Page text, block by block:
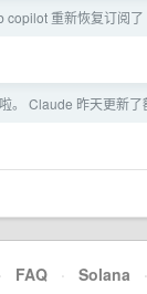
copilot 重新恢复订阅了
。 Claude 昨天更新了
FAQ · Solana ·